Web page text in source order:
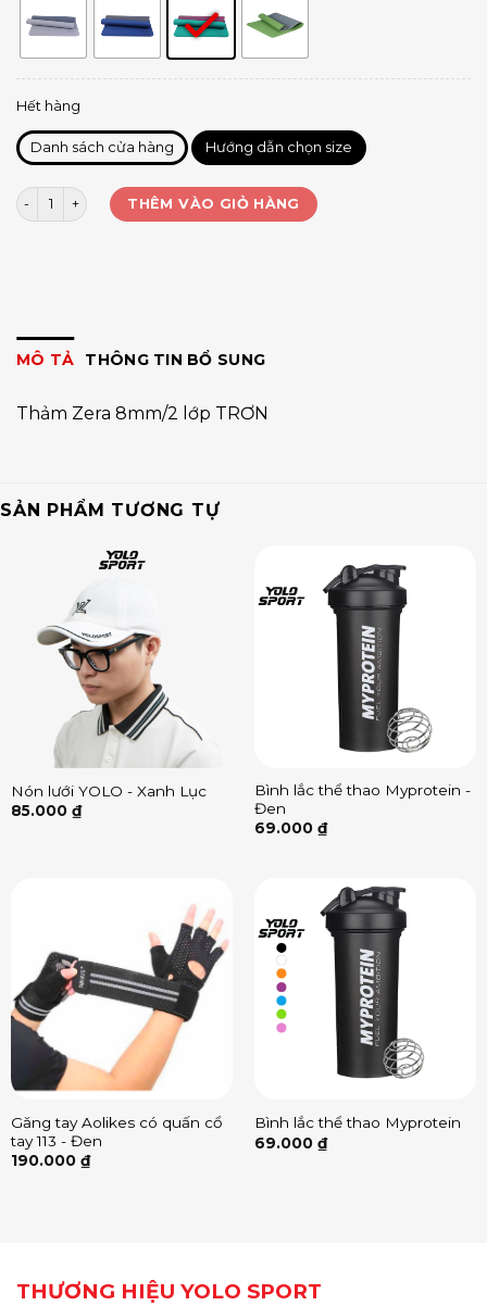
Hết hàng
Danh sách cửa hàng Hướng dẫn chọn size
Thảm Zera 8mm/2 lớp TRƠN số lượng
THÊM VÀO GIỎ HÀNG
MÔ TẢ THÔNG TIN BỔ SUNG
Thảm Zera 8mm/2 lớp TRƠN
SẢN PHẨM TƯƠNG TỰ
Nón lưới YOLO - Xanh Lục
85.000 ₫
Bình lắc thể thao Myprotein -
Đen
69.000 ₫
Găng tay Aolikes có quấn cổ
tay 113 - Đen
190.000 ₫
Bình lắc thể thao Myprotein
69.000 ₫
THƯƠNG HIỆU YOLO SPORT